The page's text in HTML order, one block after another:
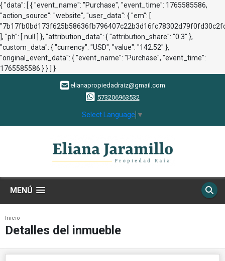
{ "data": [ { "event_name": "Purchase", "event_time": 1765585586,
"action_source": "website", "user_data": { "em": [
], "ph": [ null ] }, "attribution_data": { "attribution_share": "0.3" },
"custom_data": { "currency": "USD", "value": "142.52" },
"original_event_data": { "event_name": "Purchase", "event_time":
1765585586 } } ] }
elianapropiedadraiz@gmail.com
573206963532
Select Language ▼
MENÚ
Inicio
Detalles del inmueble